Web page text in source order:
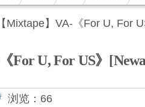
Mixtape】VA-《For U, For
For U, For US》
浏览：66